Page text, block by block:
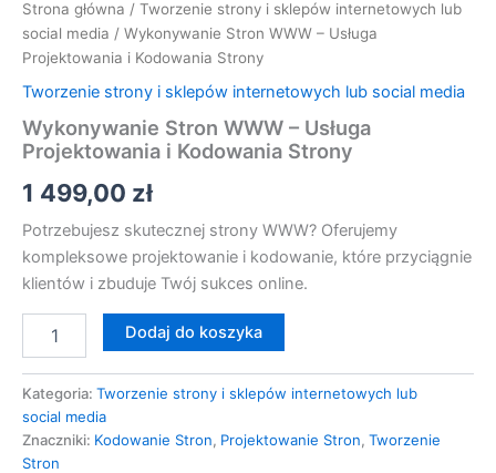
Strona główna / Tworzenie strony i sklepów internetowych lub
social media / Wykonywanie Stron WWW – Usługa
Projektowania i Kodowania Strony
Tworzenie strony i sklepów internetowych lub social media
Wykonywanie Stron WWW – Usługa
Projektowania i Kodowania Strony
1 499,00 zł
Potrzebujesz skutecznej strony WWW? Oferujemy
kompleksowe projektowanie i kodowanie, które przyciągnie
klientów i zbuduje Twój sukces online.
Dodaj do koszyka
Kategoria: Tworzenie strony i sklepów internetowych lub
social media
Znaczniki: Kodowanie Stron, Projektowanie Stron, Tworzenie
Stron